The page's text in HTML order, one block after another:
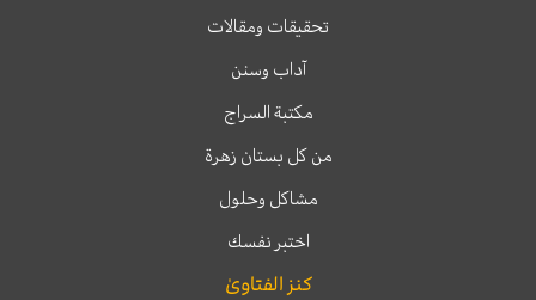
تحقيقات ومقالات
آداب وسنن
مكتبة السراج
من كل بستان زهرة
مشاكل وحلول
اختبر نفسك
كنز الفتاوىٰ